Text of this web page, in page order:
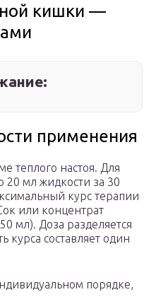
кишки —
применения
теплого настоя. Для
20 мл жидкости за 30
курс терапии
или концентрат
мл). Доза разделяется
курса составляет один
порядке,